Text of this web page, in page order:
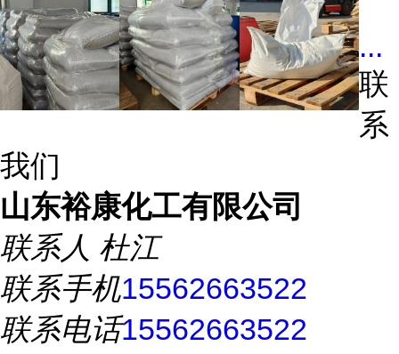
...
联
系
我们
山东裕康化工有限公司
联系人 杜江
联系手机15562663522
联系电话15562663522